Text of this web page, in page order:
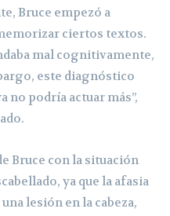
Bruce empezó a
ciertos textos.
mal cognitivamente,
este diagnóstico
no podría actuar más”,
Bruce con la situación
ya que la afasia
lesión en la cabeza,